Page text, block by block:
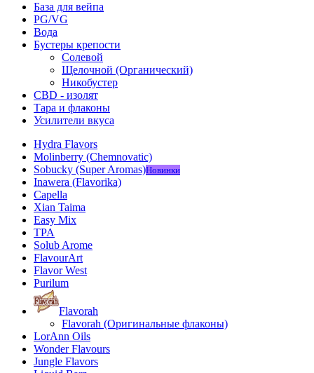
База для вейпа
PG/VG
Вода
Бустеры крепости
Солевой
Щелочной (Органический)
Никобустер
CBD - изолят
Тара и флаконы
Усилители вкуса
Hydra Flavors
Molinberry (Chemnovatic)
Sobucky (Super Aromas)Новинки
Inawera (Flavorika)
Capella
Xian Taima
Easy Mix
TPA
Solub Arome
FlavourArt
Flavor West
Purilum
Flavorah
Flavorah (Оригинальные флаконы)
LorAnn Oils
Wonder Flavours
Jungle Flavors